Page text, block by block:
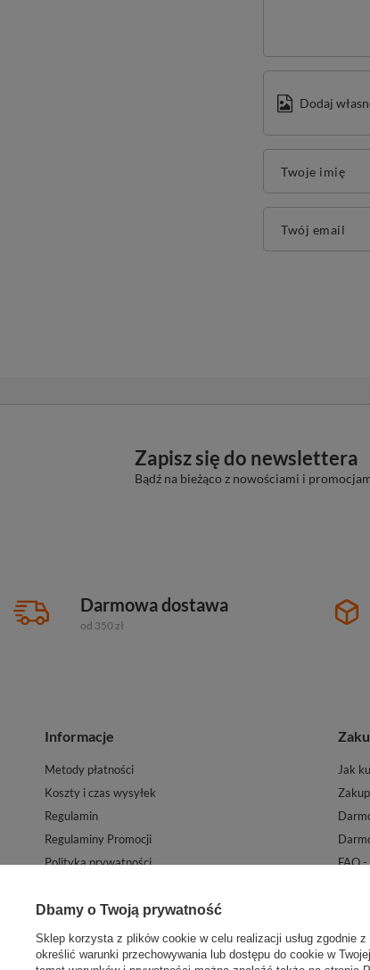
Dodaj
Twoje imię
Twój email
Zapisz się do newslettera
Bądź na bieżąco z nowościami i
Darmowa dostawa
od 350 zł
Informacje
Metody płatności
Koszty i czas wysyłek
Regulamin
Regulaminy Promocji
Polityka prywatności
Newsletter
Jak
FAQ
Dbamy o Twoją prywatność
Sklep korzysta z plików cookie w celu realizacji usług zgodnie z
określić warunki przechowywania lub dostępu do cookie w